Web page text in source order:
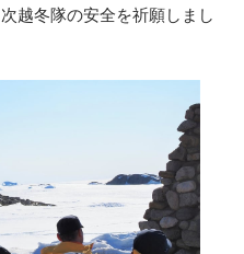
次越冬隊の安全を祈願しまし